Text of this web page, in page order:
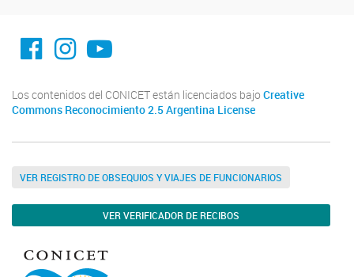
facebook imit.conicet
imit.conicet
Youtube
Los contenidos del CONICET están licenciados bajo Creative
Commons Reconocimiento 2.5 Argentina License
VER REGISTRO DE OBSEQUIOS Y VIAJES DE FUNCIONARIOS
VER VERIFICADOR DE RECIBOS